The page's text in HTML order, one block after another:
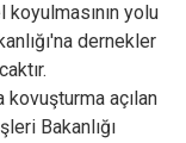
yolu
dernekler
kovuşturma açılan
Bakanlığı